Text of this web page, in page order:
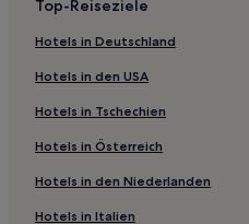
Hotels nahe Everett Mall
Hotels nahe RiverBelle Dinner
Delta Hotels
Hotels nahe Mount Vernon
Roosevelt: Hotels
Top-Reiseziele
Hotels in Deutschland
Hotels in den USA
Hotels in Tschechien
Hotels in Österreich
Hotels in den Niederlanden
Hotels in Italien